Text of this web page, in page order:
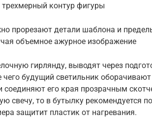
контур фигуры
прорезают детали шаблона и
объемное ажурное изображение
гирлянду, выводят через
чего будущий светильник
его края прозрачным
свечу, то в бутылку рекомендуется
защитит пластик от нагревания.